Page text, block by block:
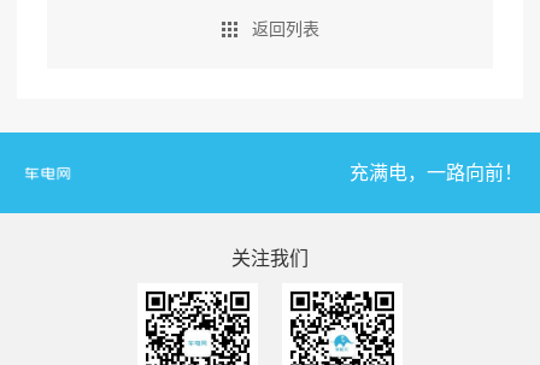
返回列表
充满电，一路向前！
关注我们